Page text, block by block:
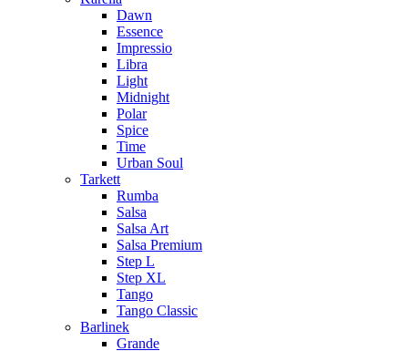
Dawn
Essence
Impressio
Libra
Light
Midnight
Polar
Spice
Time
Urban Soul
Tarkett
Rumba
Salsa
Salsa Art
Salsa Premium
Step L
Step XL
Tango
Tango Classic
Barlinek
Grande